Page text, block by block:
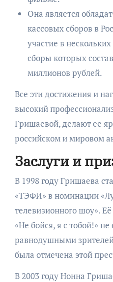
Она является
кассовых сборов в
участие в
сборы которых
миллионов рублей.
Все эти достижения и
высокий
Гришаевой, делают ее
российском и мировом
Заслуги и
В 1998 году Гришаева
«ТЭФИ» в номинации
телевизионного шоу».
«Не бойся, я с тобой!» не
равнодушными
была отмечена этой
В 2003 году Нонна